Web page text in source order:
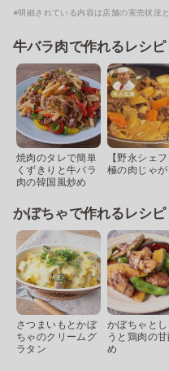
※明細されている内容は店舗の実売状況
牛バラ肉で作れるレシピ
焼肉のタレで簡単
くずきりと牛バラ
肉の韓国風炒め
【野永シェ
極の肉じゃが
かぼちゃで作れるレシピ
さつまいもとかぼ
ちゃのクリームグ
ラタン
かぼちゃとし
うと鶏肉の
め